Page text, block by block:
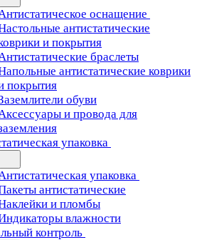
оснащение
антистатические
и покрытия
браслеты
антистатические коврики
покрытия
обуви
и провода для
упаковка
упаковка
антистатические
и пломбы
влажности
контроль